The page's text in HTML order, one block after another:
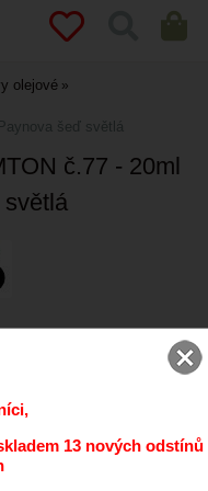
olejové
šeď světlá
č.77 - 20ml
13 nových odstínů